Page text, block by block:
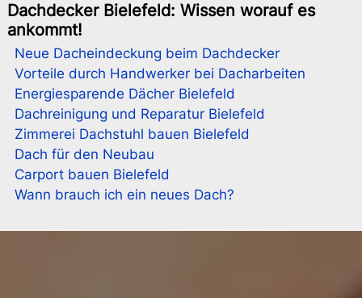
Dachdecker Bielefeld: Wissen worauf es
ankommt!
Neue Dacheindeckung beim Dachdecker
Vorteile durch Handwerker bei Dacharbeiten
Energiesparende Dächer Bielefeld
Dachreinigung und Reparatur Bielefeld
Zimmerei Dachstuhl bauen Bielefeld
Dach für den Neubau
Carport bauen Bielefeld
Wann brauch ich ein neues Dach?